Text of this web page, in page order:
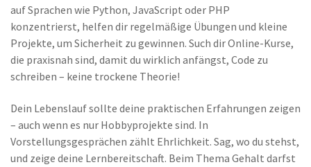
auf Sprachen wie Python, JavaScript oder PHP
konzentrierst, helfen dir regelmäßige Übungen und kleine
Projekte, um Sicherheit zu gewinnen. Such dir Online-Kurse,
die praxisnah sind, damit du wirklich anfängst, Code zu
schreiben – keine trockene Theorie!
Dein Lebenslauf sollte deine praktischen Erfahrungen zeigen
– auch wenn es nur Hobbyprojekte sind. In
Vorstellungsgesprächen zählt Ehrlichkeit. Sag, wo du stehst,
und zeige deine Lernbereitschaft. Beim Thema Gehalt darfst